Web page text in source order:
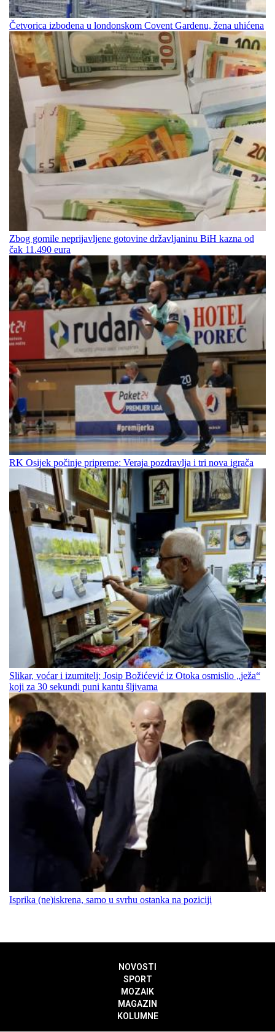
Četvorica izbodena u londonskom Covent Gardenu, žena uhićena
Zbog gomile neprijavljene gotovine državljaninu BiH kazna od
čak 11.490 eura
RK Osijek počinje pripreme: Veraja pozdravlja i tri nova igrača
Slikar, voćar i izumitelj: Josip Božićević iz Otoka osmislio „ježa“
koji za 30 sekundi puni kantu šljivama
Isprika (ne)iskrena, samo u svrhu ostanka na poziciji
NOVOSTI
SPORT
MOZAIK
MAGAZIN
KOLUMNE